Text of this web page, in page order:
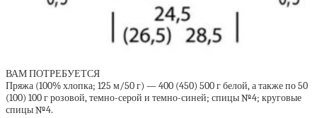
ВАМ ПОТРЕБУЕТСЯ
Пряжа (100% хлопка; 125 м/50 г) — 400 (450) 500 г белой, а также по 50
(100) 100 г розовой, темно-серой и темно-синей; спицы №4; круговые
спицы №4.